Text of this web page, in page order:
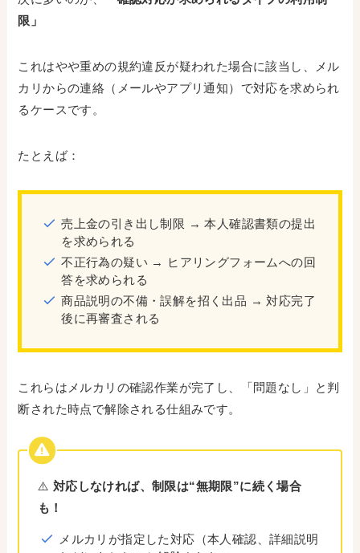
限」
これはやや重めの規約違反が疑われた場合に該当し、メル
カリからの連絡（メールやアプリ通知）で対応を求められ
るケースです。
たとえば：
売上金の引き出し制限 → 本人確認書類の提出
を求められる
不正行為の疑い → ヒアリングフォームへの回
答を求められる
商品説明の不備・誤解を招く出品 → 対応完了
後に再審査される
これらはメルカリの確認作業が完了し、「問題なし」と判
断された時点で解除される仕組みです。
⚠️ 対応しなければ、制限は“無期限”に続く場合
も！
メルカリが指定した対応（本人確認、詳細説明